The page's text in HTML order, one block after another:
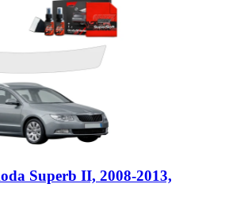
Superb II, 2008-2013,